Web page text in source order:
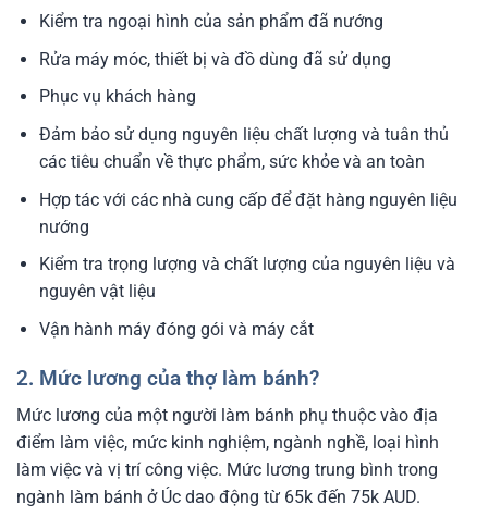
Kiểm tra ngoại hình của sản phẩm đã nướng
Rửa máy móc, thiết bị và đồ dùng đã sử dụng
Phục vụ khách hàng
Đảm bảo sử dụng nguyên liệu chất lượng và tuân thủ
các tiêu chuẩn về thực phẩm, sức khỏe và an toàn
Hợp tác với các nhà cung cấp để đặt hàng nguyên liệu
nướng
Kiểm tra trọng lượng và chất lượng của nguyên liệu và
nguyên vật liệu
Vận hành máy đóng gói và máy cắt
2. Mức lương của thợ làm bánh?
Mức lương của một người làm bánh phụ thuộc vào địa
điểm làm việc, mức kinh nghiệm, ngành nghề, loại hình
làm việc và vị trí công việc. Mức lương trung bình trong
ngành làm bánh ở Úc dao động từ 65k đến 75k AUD.